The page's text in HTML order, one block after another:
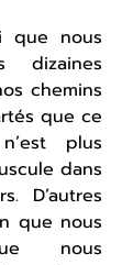
que nous
dizaines
chemins
que ce
plus
dans
D’autres
que nous
nous